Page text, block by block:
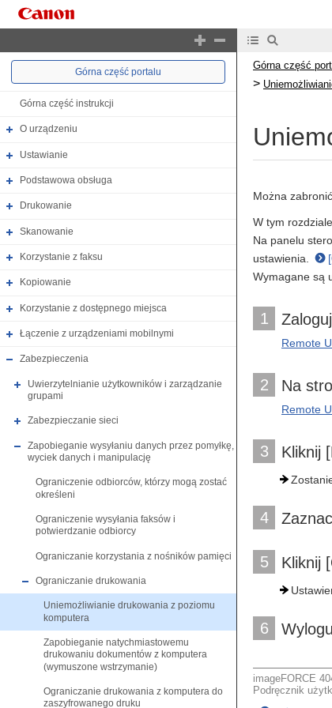
Górna część portalu
Górna część instrukcji
O urządzeniu
Ustawianie
Podstawowa obsługa
Drukowanie
Skanowanie
Korzystanie z faksu
Kopiowanie
Korzystanie z dostępnego miejsca
Łączenie z urządzeniami mobilnymi
Zabezpieczenia
Uwierzytelnianie użytkowników i zarządzanie
grupami
Zabezpieczanie sieci
Zapobieganie wysyłaniu danych przez pomyłkę,
wyciek danych i manipulację
Ograniczenie odbiorców, którzy mogą zostać
określeni
Ograniczenie wysyłania faksów i
potwierdzanie odbiorcy
Ograniczanie korzystania z nośników pamięci
Ograniczanie drukowania
Uniemożliwianie drukowania z poziomu
komputera
Zapobieganie natychmiastowemu
drukowaniu dokumentów z komputera
(wymuszone wstrzymanie)
Ograniczanie drukowania z komputera do
zaszyfrowanego druku
Górna część
>
Można
W tym
Na panelu
ustawienia.
Wymagane są
1
Remote
2 Na
Remote
3 Kliknij
4
5 Kliknij
6
imageFORCE
Podręcznik